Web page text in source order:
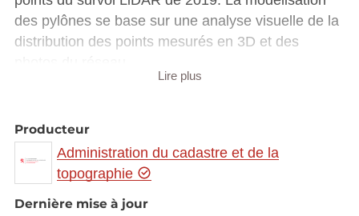
des pylônes se base sur une analyse visuelle de la
distribution des points mesurés en 3D et des
classification semi-automatique du nuage de
points.
Lire plus
Producteur
Administration du cadastre et de la
topographie
Dernière mise à jour